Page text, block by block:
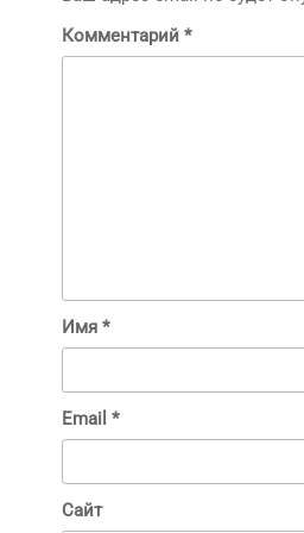
Комментарий *
Имя *
Email *
Сайт